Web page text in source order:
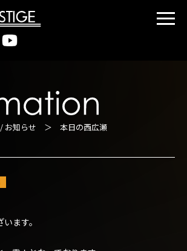
お知らせ ＞ 本日の西広瀬
ます。